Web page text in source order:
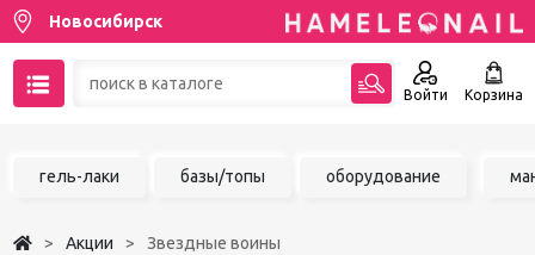
Новосибирск
Войти Корзина
гель-лаки базы/топы оборудование
Акции Звездные воины